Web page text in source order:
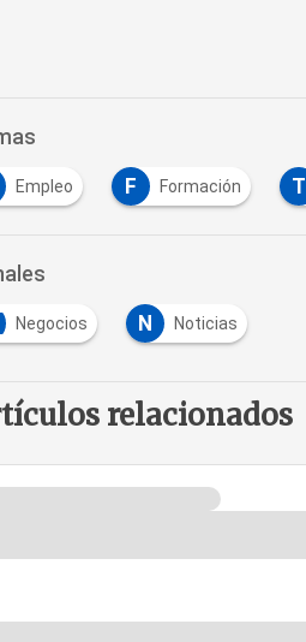
Empleo F Formación T
Negocios N Noticias
relacionados